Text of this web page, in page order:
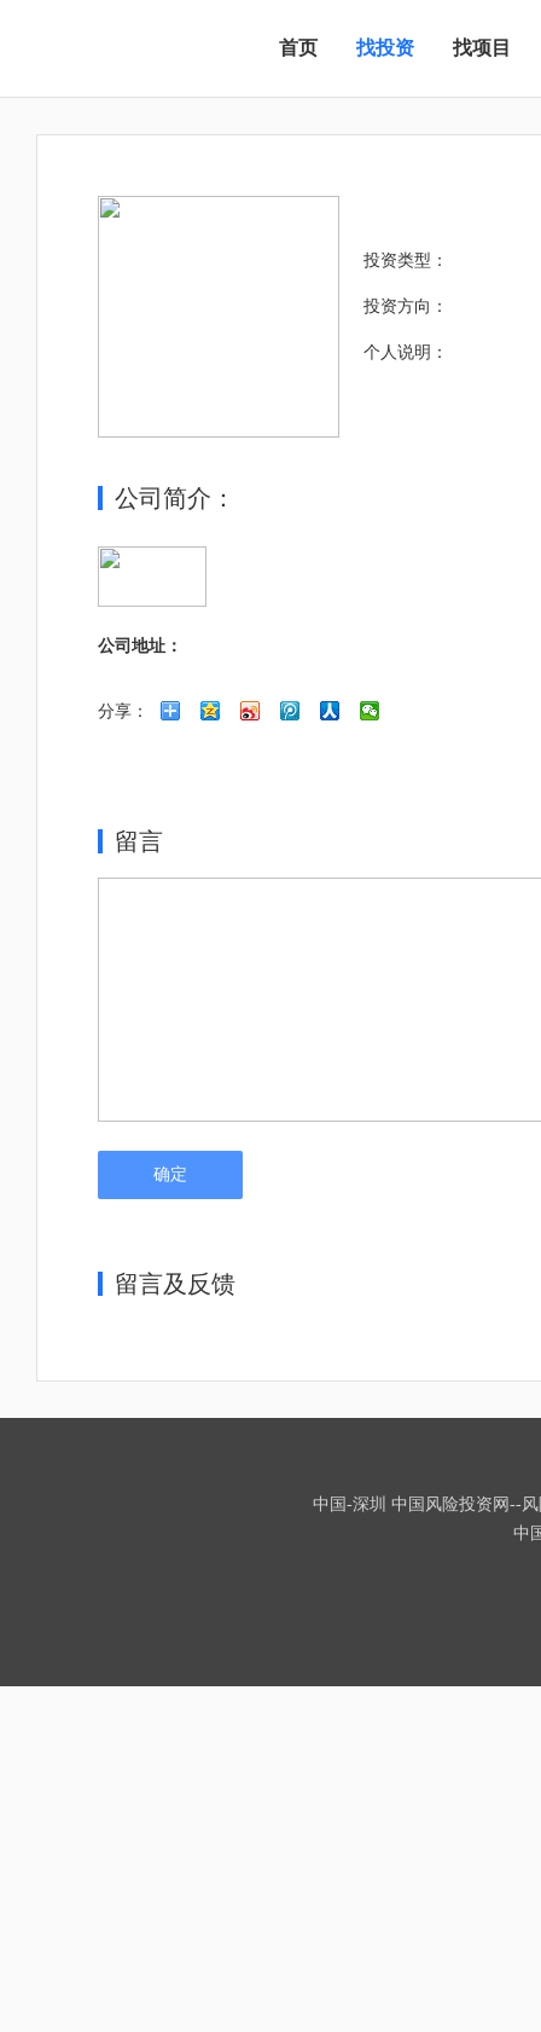
首页 找投资 找项目
投资类型：
投资方向：
个人说明：
公司简介：
公司地址：
分享：
留言
确定
留言及反馈
中国-深圳 中国风险投资网--
中